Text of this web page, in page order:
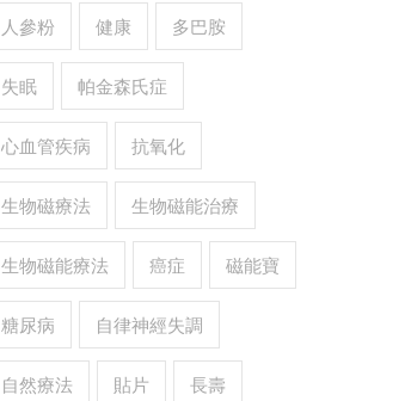
人參粉 健康 多巴胺
失眠 帕金森氏症
心血管疾病 抗氧化
生物磁療法 生物磁能治療
生物磁能療法 癌症 磁能寶
糖尿病 自律神經失調
自然療法 貼片 長壽